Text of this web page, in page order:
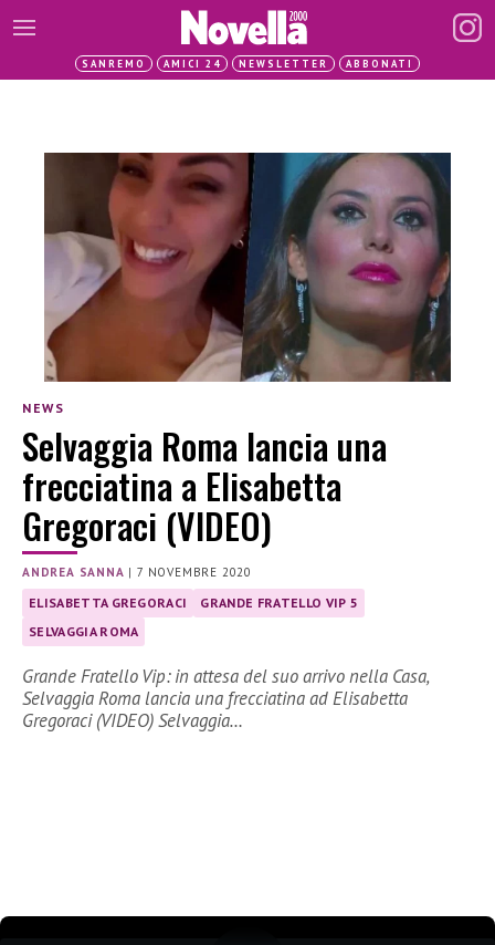
SANREMO AMICI 24 NEWSLETTER ABBONATI
NEWS
Selvaggia Roma lancia una
frecciatina a Elisabetta
Gregoraci (VIDEO)
ANDREA SANNA |7 NOVEMBRE 2020
ELISABETTA GREGORACI
GRANDE FRATELLO VIP 5
SELVAGGIA ROMA
Grande Fratello Vip: in attesa del suo arrivo nella Casa,
Selvaggia Roma lancia una frecciatina ad Elisabetta
Gregoraci (VIDEO) Selvaggia…